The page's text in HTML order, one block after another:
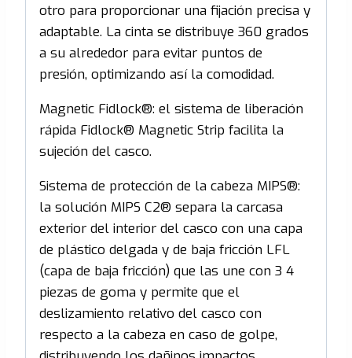
otro para proporcionar una fijación precisa y
adaptable. La cinta se distribuye 360 grados
a su alrededor para evitar puntos de
presión, optimizando así la comodidad.
Magnetic Fidlock®: el sistema de liberación
rápida Fidlock® Magnetic Strip facilita la
sujeción del casco.
Sistema de protección de la cabeza MIPS®:
la solución MIPS C2® separa la carcasa
exterior del interior del casco con una capa
de plástico delgada y de baja fricción LFL
(capa de baja fricción) que las une con 3 4
piezas de goma y permite que el
deslizamiento relativo del casco con
respecto a la cabeza en caso de golpe,